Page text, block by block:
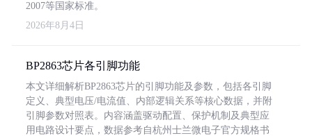
2007等国家标准。
2026年8月4日
BP2863芯片各引脚功能
本文详细解析BP2863芯片的引脚功能及参数，包括各引脚
定义、典型电压/电流值、内部逻辑关系等核心数据，并附
引脚参数对照表。内容涵盖驱动配置、保护机制及典型应
用电路设计要点，数据参考自杭州士兰微电子官方规格书